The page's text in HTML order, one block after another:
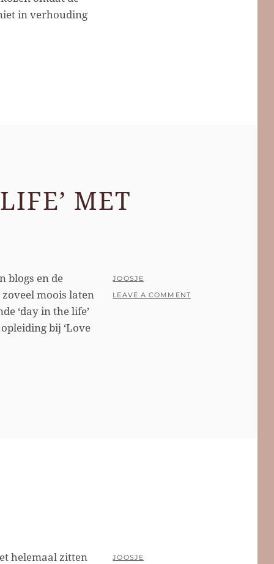
in verhouding
MET
blogs en de
moois laten
‘day in the life’
bij ‘Love
POSTED
ON
BY
JOOSJE
LEAVE A COMMENT
helemaal zitten
POSTED
BY
JOOSJE